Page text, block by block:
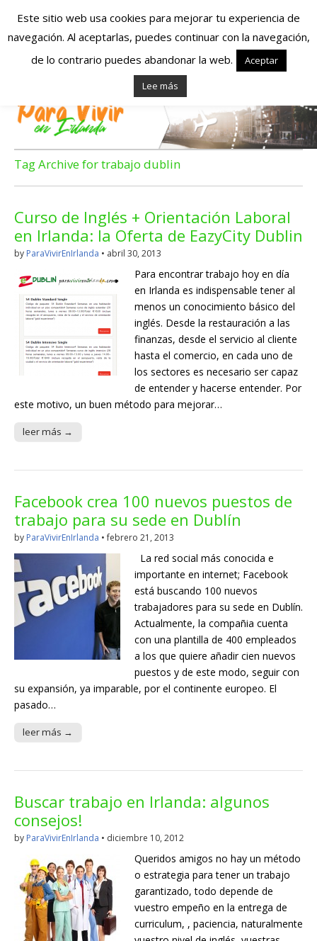
Españoles en
Irlanda – Vivir en
Irlanda – Trabajo
en Irlanda –
Alojamiento en
Irlanda
Blog dedicado a los que viven, estudian y trabajan en
Irlanda!
Tag Archive for trabajo dublin
Curso de Inglés + Orientación Laboral
en Irlanda: la Oferta de EazyCity Dublin
by ParaVivirEnIrlanda • abril 30, 2013
Para encontrar trabajo hoy en día
en Irlanda es indispensable tener al
menos un conocimiento básico del
inglés. Desde la restauración a las
finanzas, desde el servicio al cliente
hasta el comercio, en cada uno de
los sectores es necesario ser capaz
de entender y hacerse entender. Por
este motivo, un buen método para mejorar…
leer más →
Facebook crea 100 nuevos puestos de
trabajo para su sede en Dublín
by ParaVivirEnIrlanda •febrero 21, 2013
La red social más conocida e
importante en internet; Facebook
está buscando 100 nuevos
trabajadores para su sede en Dublín.
Actualmente, la compañia cuenta
con una plantilla de 400 empleados
a los que quiere añadir cien nuevos
puestos y de este modo, seguir con
su expansión, ya imparable, por el continente europeo. El
pasado…
leer más →
Buscar trabajo en Irlanda: algunos
consejos!
by ParaVivirEnIrlanda • diciembre 10, 2012
Queridos amigos no hay un método
o estrategia para tener un trabajo
garantizado, todo depende de
vuestro empeño en la entrega de
curriculum, , paciencia, naturalmente
Este sitio web usa cookies para mejorar tu experiencia de
navegación. Al aceptarlas, puedes continuar con la navegación,
de lo contrario puedes abandonar la web.
Aceptar
Lee más